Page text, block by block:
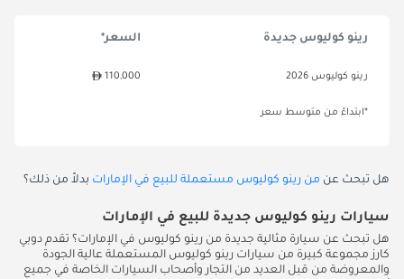
رينو كوليوس جديدة السعر*
رينو كوليوس 2026 110,000
*ابتداءً من متوسط سعر
هل تبحث عن من رينو كوليوس مستعملة للبيع في الإمارات بدلاً من ذلك؟
سيارات رينو كوليوس جديدة للبيع في الإمارات
هل تبحث عن سيارة مثالية جديدة من رينو كوليوس في الإمارات؟ تقدم دوبي
كارز مجموعة كبيرة من سيارات رينو كوليوس المستعملة عالية الجودة
والمعروضة من قبل العديد من التجار وأصحاب السيارات الخاصة في جميع